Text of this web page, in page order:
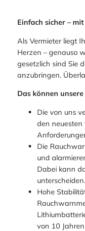
Einfach sicher –
Als Vermieter liegt
Herzen – genauso
gesetzlich sind Sie
anzubringen.
Das können
Die von uns
den neuesten
Die
und
Dabei kann
unterscheiden.
Hohe
von 10